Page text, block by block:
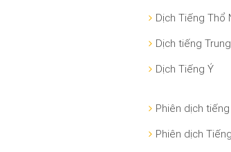
Dịch Tiếng Thổ
Dịch tiếng Trung
Dịch Tiếng Ý
Phiên dịch
Phiên dịch